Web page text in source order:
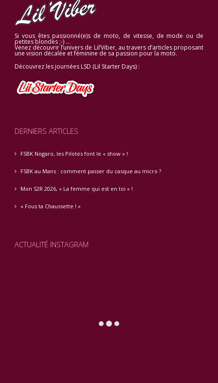
Si vous êtes passionné(e)s de moto, de vitesse, de mode ou de
petites blondes ;-) …
Venez découvrir l’univers de Lil’Viber, au travers d’articles proposant
une vision décalée et féminine de sa passion pour la moto.
Découvrez les journées LSD (Lil Starter Days) :
DERNIERS ARTICLES
FSBK Nogaro, les Pilotes font le « show » !
FSBK au Mans : comment passer du casque au micro ?
Mon S2R 2026, « La femme qui est en toi » !
« Fous ta Chaussette ! »
ACTUALITÉ INSTAGRAM